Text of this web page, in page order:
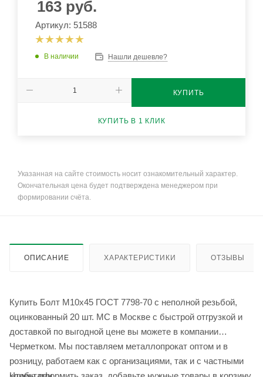
163 руб.
Артикул: 51588
В наличии Нашли дешевле?
КУПИТЬ
КУПИТЬ В 1 КЛИК
Указанная на сайте стоимость носит ознакомительный характер.
Окончательная цена будет подтверждена менеджером при
формировании счёта.
ОПИСАНИЕ ХАРАКТЕРИСТИКИ ОТЗЫВЫ
Купить Болт М10x45 ГОСТ 7798-70 с неполной резьбой,
оцинкованный 20 шт. МС в Москве с быстрой отгрузкой и
доставкой по выгодной цене вы можете в компании
Черметком. Мы поставляем металлопрокат оптом и в
розницу, работаем как с организациями, так и с частными